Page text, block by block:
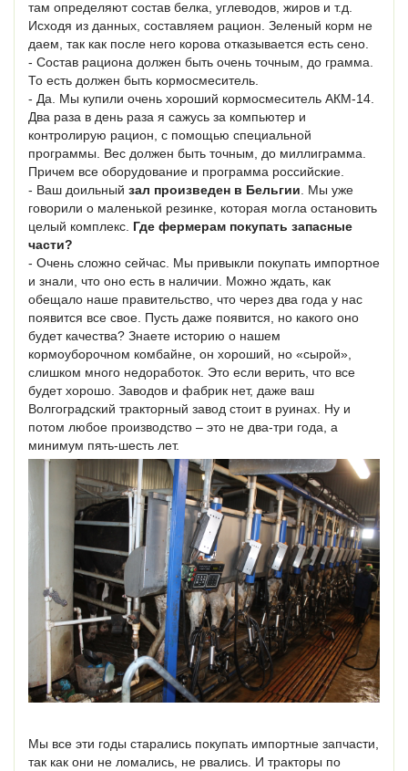
там определяют состав белка, углеводов, жиров и т.д.
Исходя из данных, составляем рацион. Зеленый корм не
даем, так как после него корова отказывается есть сено.
- Состав рациона должен быть очень точным, до грамма.
То есть должен быть кормосмеситель.
- Да. Мы купили очень хороший кормосмеситель АКМ-14.
Два раза в день раза я сажусь за компьютер и
контролирую рацион, с помощью специальной
программы. Вес должен быть точным, до миллиграмма.
Причем все оборудование и программа российские.
- Ваш доильный зал произведен в Бельгии. Мы уже
говорили о маленькой резинке, которая могла остановить
целый комплекс. Где фермерам покупать запасные
части?
- Очень сложно сейчас. Мы привыкли покупать импортное
и знали, что оно есть в наличии. Можно ждать, как
обещало наше правительство, что через два года у нас
появится все свое. Пусть даже появится, но какого оно
будет качества? Знаете историю о нашем
кормоуборочном комбайне, он хороший, но «сырой»,
слишком много недоработок. Это если верить, что все
будет хорошо. Заводов и фабрик нет, даже ваш
Волгоградский тракторный завод стоит в руинах. Ну и
потом любое производство – это не два-три года, а
минимум пять-шесть лет.
Мы все эти годы старались покупать импортные запчасти,
так как они не ломались, не рвались. И тракторы по